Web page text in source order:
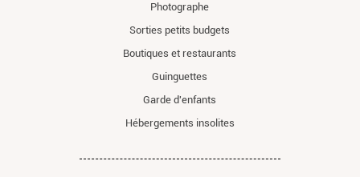
Photographe
Sorties petits budgets
Boutiques et restaurants
Guinguettes
Garde d'enfants
Hébergements insolites